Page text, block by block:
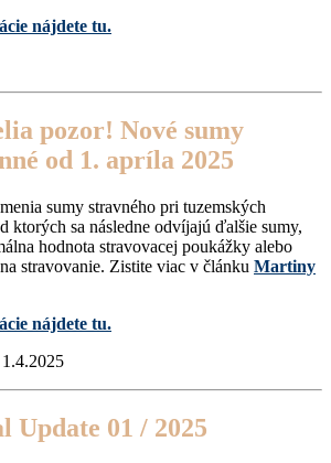
nájdete tu.
pozor! Nové sumy
od 1. apríla 2025
sumy stravného pri tuzemských
ktorých sa následne odvíjajú ďalšie sumy,
hodnota stravovacej poukážky alebo
stravovanie. Zistite viac v článku Martiny
nájdete tu.
Update 01 / 2025